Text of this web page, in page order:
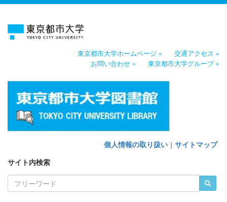
東京都市大学ホームページ »
交通アクセス »
お問い合わせ »
東京都市大学グループ »
個人情報の取り扱い ｜ サイトマップ
サイト内検索